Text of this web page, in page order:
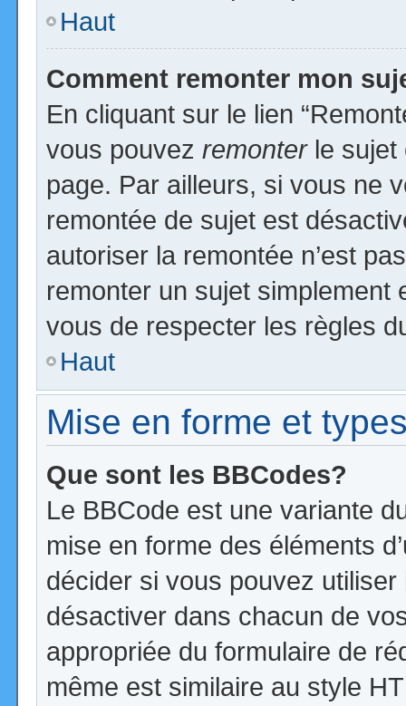
Haut
Comment remonter mon
En cliquant sur le lien
vous pouvez remonterle sujet
page. Par ailleurs, si vous ne
remontée de sujet est
autoriser la remontée n’est
remonter un sujet
vous de respecter les règles
Haut
Mise en forme et
Que sont les BBCodes?
Le BBCode est une variante
mise en forme des éléments
décider si vous pouvez
désactiver dans chacun de
appropriée du formulaire de
même est similaire au style